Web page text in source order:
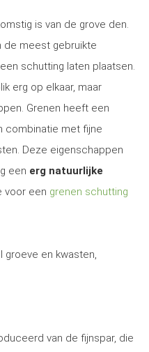
is van de grove den.
de meest gebruikte
schutting laten plaatsen.
erg op elkaar, maar
Grenen heeft een
combinatie met fijne
Deze eigenschappen
een erg natuurlijke
voor een grenen schutting
groeve en kwasten,
van de fijnspar, die